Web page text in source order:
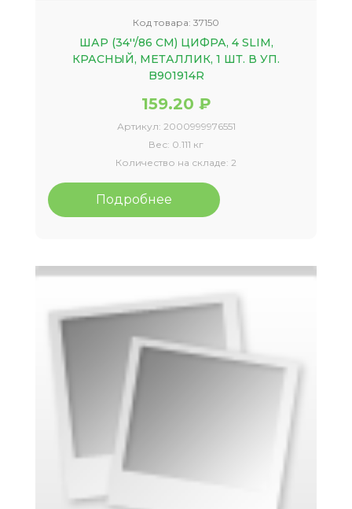
Код товара: 37150
ШАР (34''/86 СМ) ЦИФРА, 4 SLIM,
КРАСНЫЙ, МЕТАЛЛИК, 1 ШТ. В УП.
B901914R
159.20 ₽
Артикул: 2000999976551
Вес: 0.111 кг
Количество на складе: 2
Подробнее